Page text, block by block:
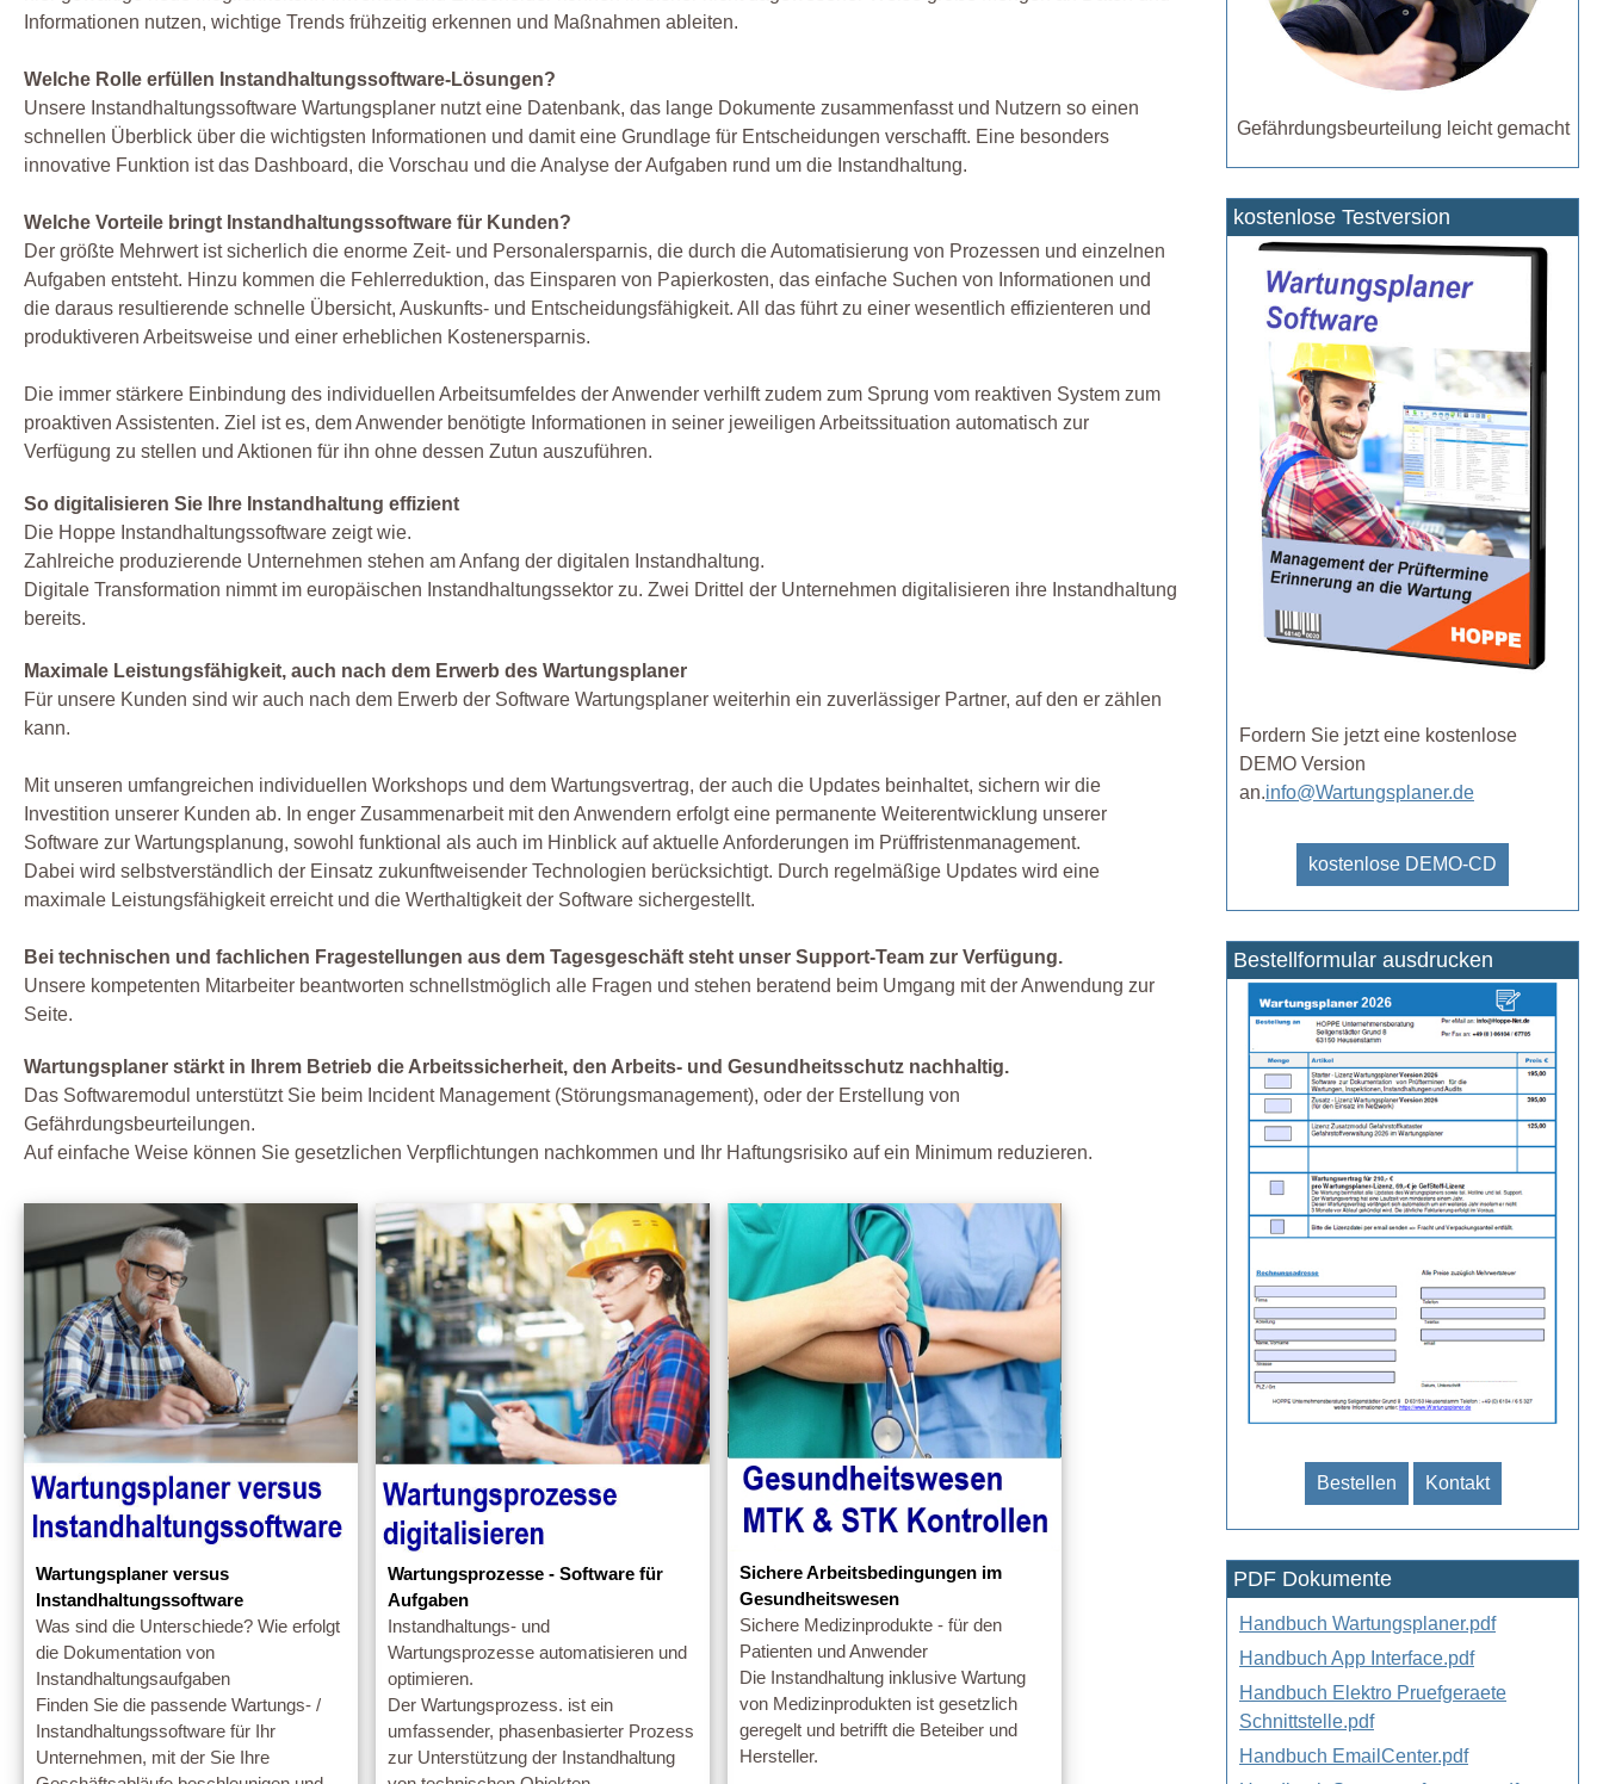
Informationen nutzen, wichtige Trends frühzeitig erkennen und Maßnahmen ableiten.
Welche Rolle erfüllen Instandhaltungssoftware-Lösungen?
Unsere Instandhaltungssoftware Wartungsplaner nutzt eine Datenbank, das lange Dokumente zusammenfasst und Nutzern so einen
schnellen Überblick über die wichtigsten Informationen und damit eine Grundlage für Entscheidungen verschafft. Eine besonders
innovative Funktion ist das Dashboard, die Vorschau und die Analyse der Aufgaben rund um die Instandhaltung.
Welche Vorteile bringt Instandhaltungssoftware für Kunden?
Der größte Mehrwert ist sicherlich die enorme Zeit- und Personalersparnis, die durch die Automatisierung von Prozessen und einzelnen
Aufgaben entsteht. Hinzu kommen die Fehlerreduktion, das Einsparen von Papierkosten, das einfache Suchen von Informationen und
die daraus resultierende schnelle Übersicht, Auskunfts- und Entscheidungsfähigkeit. All das führt zu einer wesentlich effizienteren und
produktiveren Arbeitsweise und einer erheblichen Kostenersparnis.
Die immer stärkere Einbindung des individuellen Arbeitsumfeldes der Anwender verhilft zudem zum Sprung vom reaktiven System zum
proaktiven Assistenten. Ziel ist es, dem Anwender benötigte Informationen in seiner jeweiligen Arbeitssituation automatisch zur
Verfügung zu stellen und Aktionen für ihn ohne dessen Zutun auszuführen.
So digitalisieren Sie Ihre Instandhaltung effizient
Die Hoppe Instandhaltungssoftware zeigt wie.
Zahlreiche produzierende Unternehmen stehen am Anfang der digitalen Instandhaltung.
Digitale Transformation nimmt im europäischen Instandhaltungssektor zu. Zwei Drittel der Unternehmen digitalisieren ihre Instandhaltung
bereits.
Maximale Leistungsfähigkeit, auch nach dem Erwerb des Wartungsplaner
Für unsere Kunden sind wir auch nach dem Erwerb der Software Wartungsplaner weiterhin ein zuverlässiger Partner, auf den er zählen
kann.
Mit unseren umfangreichen individuellen Workshops und dem Wartungsvertrag, der auch die Updates beinhaltet, sichern wir die
Investition unserer Kunden ab. In enger Zusammenarbeit mit den Anwendern erfolgt eine permanente Weiterentwicklung unserer
Software zur Wartungsplanung, sowohl funktional als auch im Hinblick auf aktuelle Anforderungen im Prüffristenmanagement.
Dabei wird selbstverständlich der Einsatz zukunftweisender Technologien berücksichtigt. Durch regelmäßige Updates wird eine
maximale Leistungsfähigkeit erreicht und die Werthaltigkeit der Software sichergestellt.
Bei technischen und fachlichen Fragestellungen aus dem Tagesgeschäft steht unser Support-Team zur Verfügung.
Unsere kompetenten Mitarbeiter beantworten schnellstmöglich alle Fragen und stehen beratend beim Umgang mit der Anwendung zur
Seite.
Wartungsplaner stärkt in Ihrem Betrieb die Arbeitssicherheit, den Arbeits- und Gesundheitsschutz nachhaltig.
Das Softwaremodul unterstützt Sie beim Incident Management (Störungsmanagement), oder der Erstellung von
Gefährdungsbeurteilungen.
Auf einfache Weise können Sie gesetzlichen Verpflichtungen nachkommen und Ihr Haftungsrisiko auf ein Minimum reduzieren.
Wartungsplaner versus
Instandhaltungssoftware
Was sind die Unterschiede? Wie erfolgt
die Dokumentation von
Instandhaltungsaufgaben
Finden Sie die passende Wartungs- /
Instandhaltungssoftware für Ihr
Unternehmen, mit der Sie Ihre
Wartungsprozesse - Software für
Aufgaben
Instandhaltungs- und
Wartungsprozesse automatisieren und
optimieren.
Der Wartungsprozess. ist ein
umfassender, phasenbasierter Prozess
zur Unterstützung der Instandhaltung
Sichere Arbeitsbedingungen im
Gesundheitswesen
Sichere Medizinprodukte - für den
Patienten und Anwender
Die Instandhaltung inklusive Wartung
von Medizinprodukten ist gesetzlich
geregelt und betrifft die Beteiber und
Hersteller.
Gefährdungsbeurteilung leicht gemacht
kostenlose Testversion
Fordern Sie jetzt eine kostenlose
DEMO Version
an.info@Wartungsplaner.de
kostenlose DEMO-CD
Bestellformular ausdrucken
Bestellen Kontakt
PDF Dokumente
Handbuch Wartungsplaner.pdf
Handbuch App Interface.pdf
Handbuch Elektro Pruefgeraete
Schnittstelle.pdf
Handbuch EmailCenter.pdf